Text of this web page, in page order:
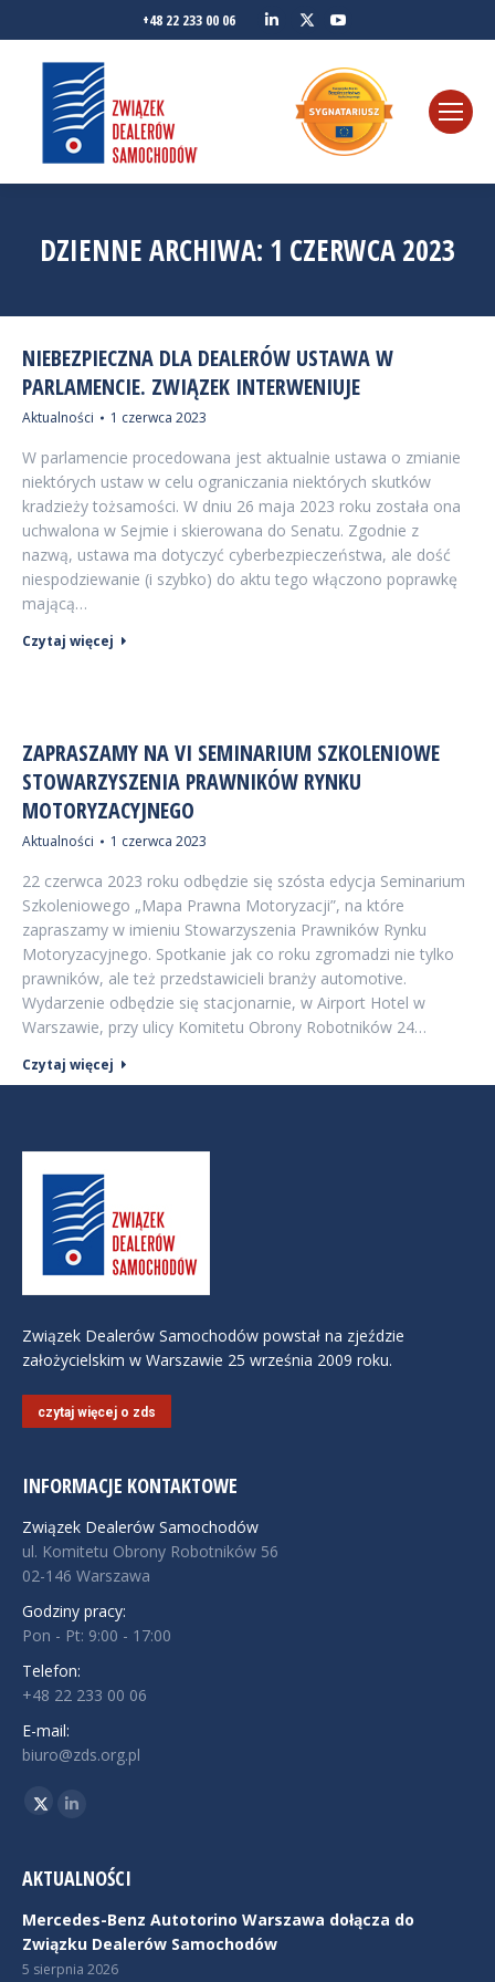
+48 22 233 00 06
Linkedin
Twitter
DZIENNE ARCHIWA: 1 CZERWCA 2023
NIEBEZPIECZNA DLA DEALERÓW USTAWA W
PARLAMENCIE. ZWIĄZEK INTERWENIUJE
Aktualności 1 czerwca 2023
W parlamencie procedowana jest aktualnie ustawa o zmianie
niektórych ustaw w celu ograniczania niektórych skutków
kradzieży tożsamości. W dniu 26 maja 2023 roku została ona
uchwalona w Sejmie i skierowana do Senatu. Zgodnie z
nazwą, ustawa ma dotyczyć cyberbezpieczeństwa, ale dość
niespodziewanie (i szybko) do aktu tego włączono poprawkę
mającą…
Czytaj więcej
ZAPRASZAMY NA VI SEMINARIUM SZKOLENIOWE
STOWARZYSZENIA PRAWNIKÓW RYNKU
MOTORYZACYJNEGO
Aktualności 1 czerwca 2023
22 czerwca 2023 roku odbędzie się szósta edycja Seminarium
Szkoleniowego „Mapa Prawna Motoryzacji”, na które
zapraszamy w imieniu Stowarzyszenia Prawników Rynku
Motoryzacyjnego. Spotkanie jak co roku zgromadzi nie tylko
prawników, ale też przedstawicieli branży automotive.
Wydarzenie odbędzie się stacjonarnie, w Airport Hotel w
Warszawie, przy ulicy Komitetu Obrony Robotników 24…
Czytaj więcej
Związek Dealerów Samochodów powstał na zjeździe
założycielskim w Warszawie 25 września 2009 roku.
czytaj więcej o zds
INFORMACJE KONTAKTOWE
Związek Dealerów Samochodów
ul. Komitetu Obrony Robotników 56
02-146 Warszawa
Godziny pracy:
Pon - Pt: 9:00 - 17:00
Telefon:
+48 22 233 00 06
E-mail:
biuro@zds.org.pl
Znajdź nas na:
TwitterLinkedin
AKTUALNOŚCI
Mercedes-Benz Autotorino Warszawa dołącza do
Związku Dealerów Samochodów
5 sierpnia 2026